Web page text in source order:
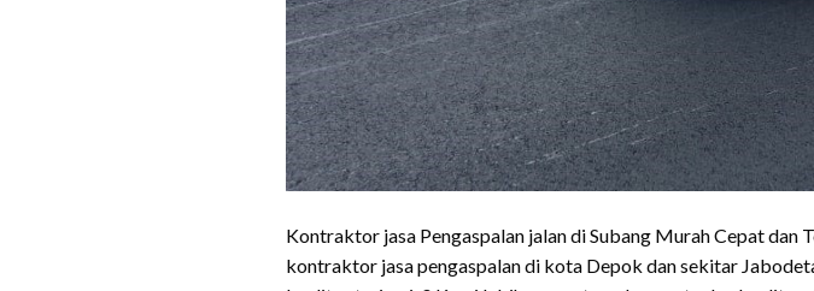
Kontraktor jasa Pengaspalan jalan di Subang Murah Cepat dan
kontraktor jasa pengaspalan di kota Depok dan sekitar